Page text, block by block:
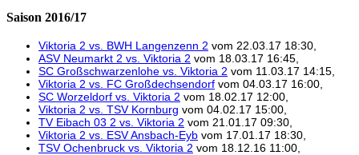
Saison 2016/17
Viktoria 2 vs. BWH Langenzenn 2 vom 22.03.17 18:30,
ASV Neumarkt 2 vs. Viktoria 2 vom 18.03.17 16:45,
SC Großschwarzenlohe vs. Viktoria 2 vom 11.03.17 14:15,
Viktoria 2 vs. FC Großdechsendorf vom 04.03.17 16:00,
SC Worzeldorf vs. Viktoria 2 vom 18.02.17 12:00,
Viktoria 2 vs. TSV Kornburg vom 04.02.17 15:00,
TV Eibach 03 2 vs. Viktoria 2 vom 21.01.17 09:30,
Viktoria 2 vs. ESV Ansbach-Eyb vom 17.01.17 18:30,
TSV Ochenbruck vs. Viktoria 2 vom 18.12.16 11:00,